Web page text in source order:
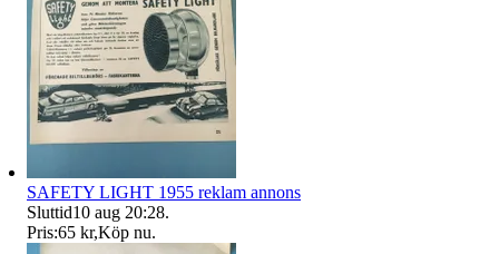
SAFETY LIGHT 1955 reklam annons
Sluttid10 aug 20:28.
Pris:65 kr,Köp nu.